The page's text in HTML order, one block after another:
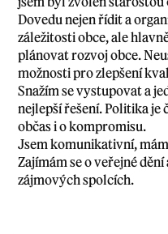
Dovedu nejen řídit a
záležitosti obce, ale
plánovat rozvoj obce.
možnosti pro zlepšení
Snažím se vystupovat a
nejlepší řešení. Politika je
občas i o kompromisu.
Jsem komunikativní,
Zajímám se o veřejné
zájmových spolcích.